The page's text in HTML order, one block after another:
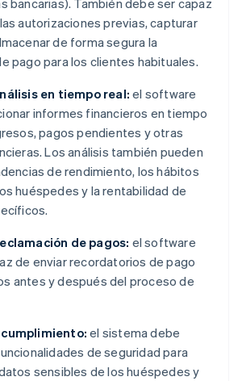
bancarias). También debe ser capaz
autorizaciones previas, capturar
de forma segura la
pago para los clientes habituales.
en tiempo real: el software
informes financieros en tiempo
pagos pendientes y otras
Los análisis también pueden
de rendimiento, los hábitos
huéspedes y la rentabilidad de
de pagos: el software
de enviar recordatorios de pago
antes y después del proceso de
el sistema debe
de seguridad para
sensibles de los huéspedes y